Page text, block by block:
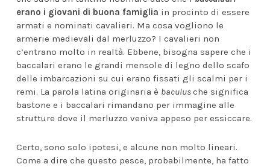
erano i giovani di buona famiglia in procinto di essere
armati e nominati cavalieri. Ma cosa vogliono le
armerie medievali dal merluzzo? I cavalieri non
c’entrano molto in realtà. Ebbene, bisogna sapere che i
baccalari erano le grandi mensole di legno dello scafo
delle imbarcazioni su cui erano fissati gli scalmi per i
remi. La parola latina originaria è baculusche significa
bastone e i baccalari rimandano per immagine alle
strutture dove il merluzzo veniva appeso per essiccare.
Certo, sono solo ipotesi, e alcune non molto lineari.
Come a dire che questo pesce, probabilmente, ha fatto